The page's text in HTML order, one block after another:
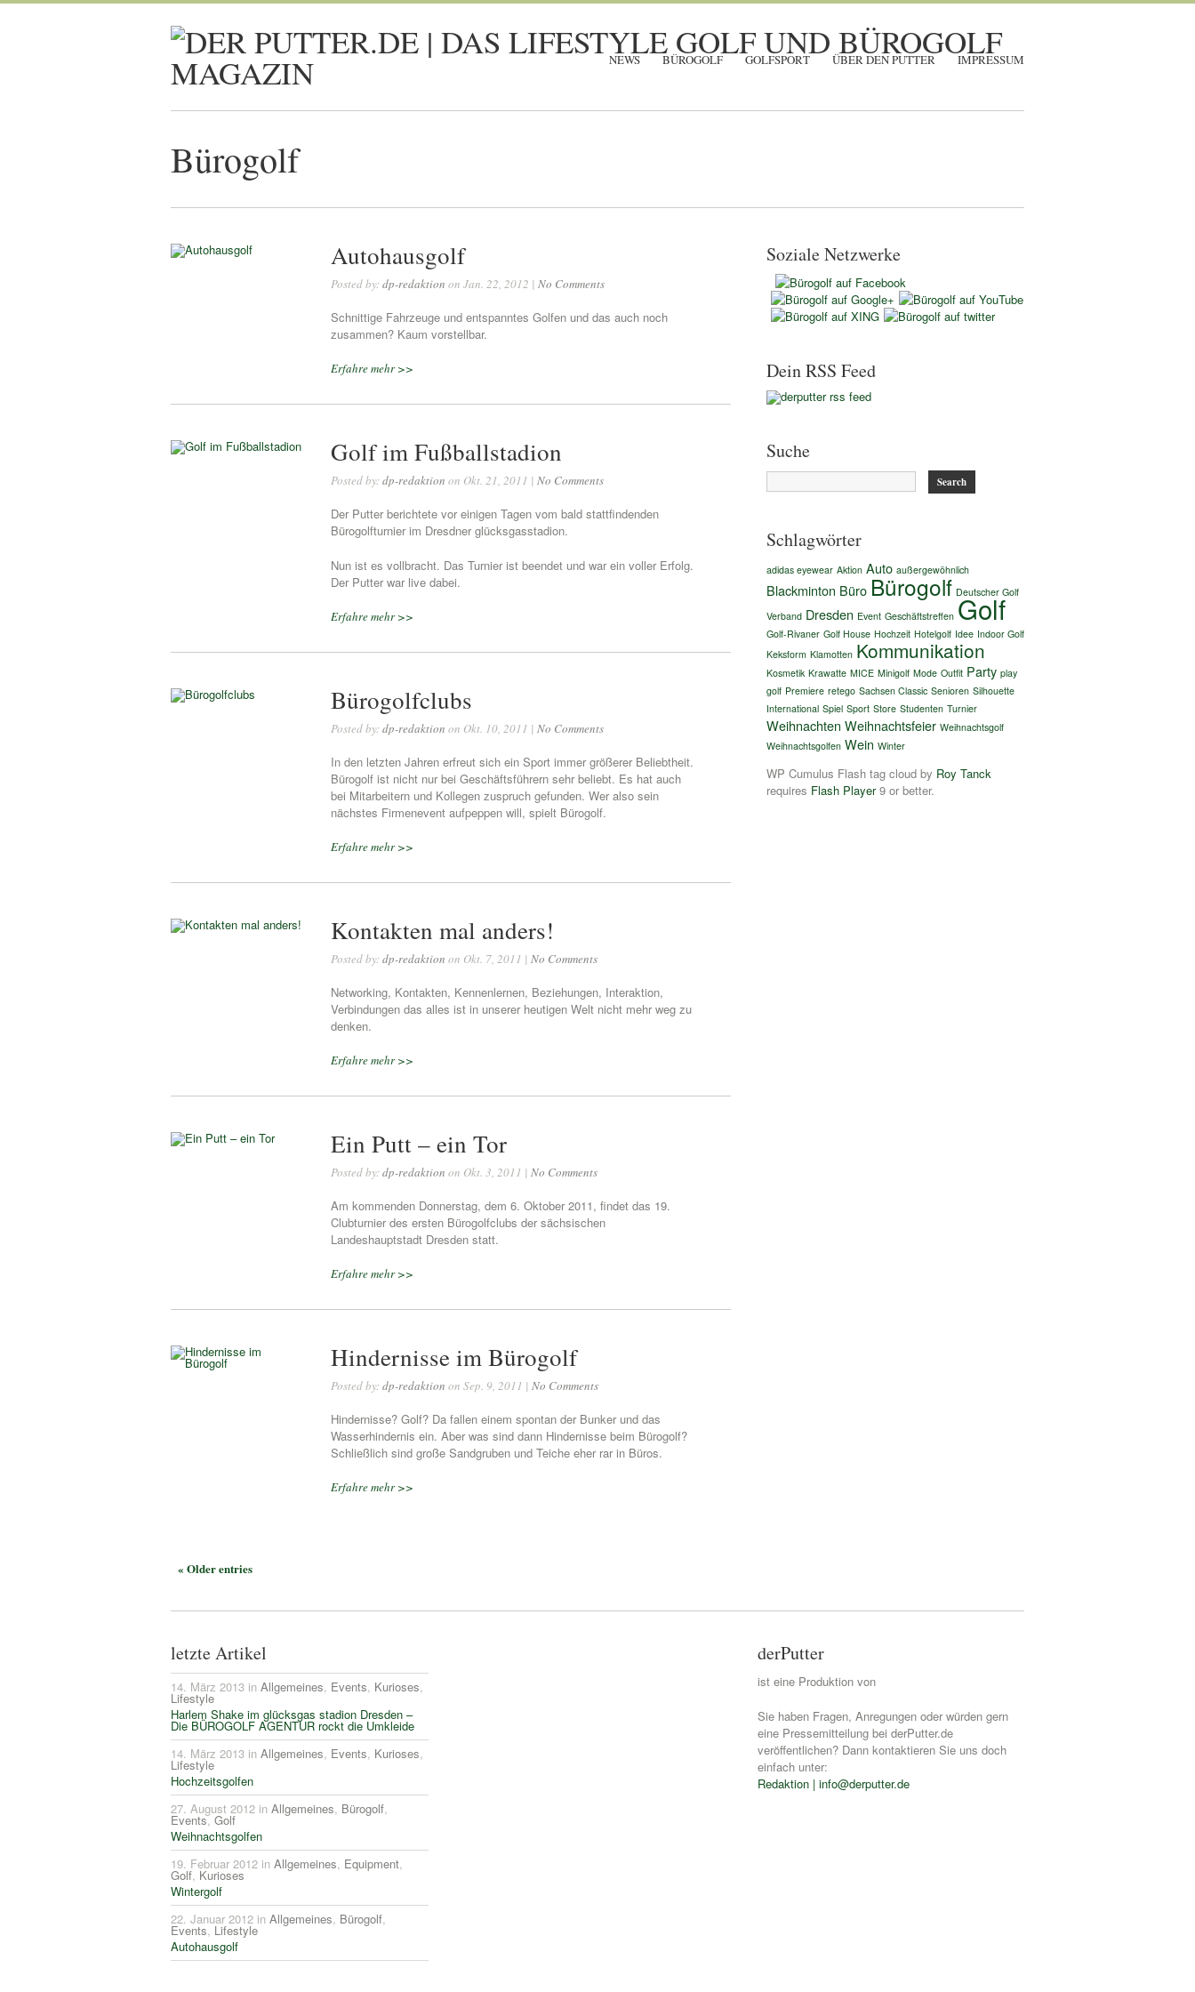
NEWS BÜROGOLF GOLFSPORT ÜBER DEN PUTTER IMPRESSUM
Bürogolf
Autohausgolf
Posted by: dp-redaktion on Jan. 22, 2012 | No Comments
Schnittige Fahrzeuge und entspanntes Golfen und das auch noch
zusammen? Kaum vorstellbar.
Erfahre mehr >>
Golf im Fußballstadion
Posted by: dp-redaktion on Okt. 21, 2011 | No Comments
Der Putter berichtete vor einigen Tagen vom bald stattfindenden
Bürogolfturnier im Dresdner glücksgasstadion.
Nun ist es vollbracht. Das Turnier ist beendet und war ein voller Erfolg.
Der Putter war live dabei.
Erfahre mehr >>
Bürogolfclubs
Posted by: dp-redaktion on Okt. 10, 2011 | No Comments
In den letzten Jahren erfreut sich ein Sport immer größerer Beliebtheit.
Bürogolf ist nicht nur bei Geschäftsführern sehr beliebt. Es hat auch
bei Mitarbeitern und Kollegen zuspruch gefunden. Wer also sein
nächstes Firmenevent aufpeppen will, spielt Bürogolf.
Erfahre mehr >>
Kontakten mal anders!
Posted by: dp-redaktion on Okt. 7, 2011 | No Comments
Networking, Kontakten, Kennenlernen, Beziehungen, Interaktion,
Verbindungen das alles ist in unserer heutigen Welt nicht mehr weg zu
denken.
Erfahre mehr >>
Ein Putt – ein Tor
Posted by: dp-redaktion on Okt. 3, 2011 | No Comments
Am kommenden Donnerstag, dem 6. Oktober 2011, findet das 19.
Clubturnier des ersten Bürogolfclubs der sächsischen
Landeshauptstadt Dresden statt.
Erfahre mehr >>
Hindernisse im Bürogolf
Posted by: dp-redaktion on Sep. 9, 2011 | No Comments
Hindernisse? Golf? Da fallen einem spontan der Bunker und das
Wasserhindernis ein. Aber was sind dann Hindernisse beim Bürogolf?
Schließlich sind große Sandgruben und Teiche eher rar in Büros.
Erfahre mehr >>
« Older entries
Soziale Netzwerke
Dein RSS Feed
Suche
Schlagwörter
adidas eyewear Aktion Auto außergewöhnlich
Blackminton Büro Bürogolf Deutscher Golf
Verband Dresden Event Geschäftstreffen Golf
Golf-Rivaner Golf House Hochzeit Hotelgolf Idee Indoor Golf
Keksform Klamotten Kommunikation
Kosmetik Krawatte MICE Minigolf Mode Outfit Party play
golf Premiere retego Sachsen Classic Senioren Silhouette
International Spiel Sport Store Studenten Turnier
Weihnachten Weihnachtsfeier Weihnachtsgolf
Weihnachtsgolfen Wein Winter
WP Cumulus Flash tag cloud by Roy Tanck
requires Flash Player9 or better.
letzte Artikel
14. März 2013 in Allgemeines, Events, Kurioses,
Lifestyle
Harlem Shake im glücksgas stadion Dresden –
Die BÜROGOLF AGENTUR rockt die Umkleide
14. März 2013 in Allgemeines, Events, Kurioses,
Lifestyle
Hochzeitsgolfen
27. August 2012 in Allgemeines, Bürogolf,
Events, Golf
Weihnachtsgolfen
19. Februar 2012 in Allgemeines, Equipment,
Golf, Kurioses
Wintergolf
22. Januar 2012 in Allgemeines, Bürogolf,
Events, Lifestyle
Autohausgolf
derPutter
ist eine Produktion von
Sie haben Fragen, Anregungen oder würden gern
eine Pressemitteilung bei derPutter.de
veröffentlichen? Dann kontaktieren Sie uns doch
einfach unter:
Redaktion | info@derputter.de